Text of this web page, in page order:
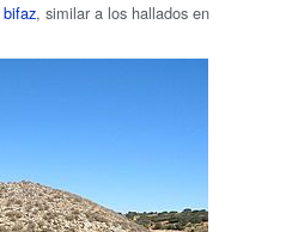
bifaz, similar a los hallados en